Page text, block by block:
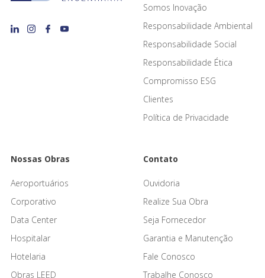
Somos Inovação
Responsabilidade Ambiental
Responsabilidade Social
Responsabilidade Ética
Compromisso ESG
Clientes
Política de Privacidade
Nossas Obras
Aeroportuários
Corporativo
Data Center
Hospitalar
Hotelaria
Obras LEED
Contato
Ouvidoria
Realize Sua Obra
Seja Fornecedor
Garantia e Manutenção
Fale Conosco
Trabalhe Conosco